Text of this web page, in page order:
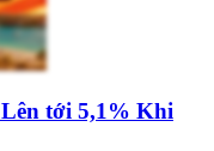
tới 5,1% Khi